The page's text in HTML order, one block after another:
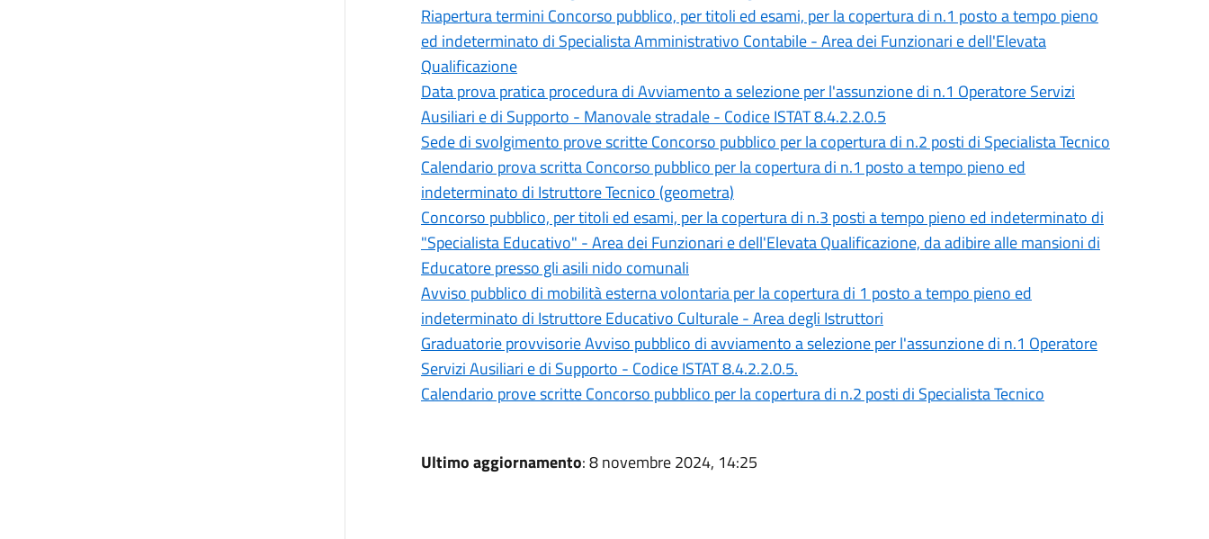
Riapertura termini Concorso pubblico, per titoli ed esami, per la copertura di n.1 posto a tempo pieno
ed indeterminato di Specialista Amministrativo Contabile - Area dei Funzionari e dell'Elevata
Qualificazione
Data prova pratica procedura di Avviamento a selezione per l'assunzione di n.1 Operatore Servizi
Ausiliari e di Supporto - Manovale stradale - Codice ISTAT 8.4.2.2.0.5
Sede di svolgimento prove scritte Concorso pubblico per la copertura di n.2 posti di Specialista Tecnico
Calendario prova scritta Concorso pubblico per la copertura di n.1 posto a tempo pieno ed
indeterminato di Istruttore Tecnico (geometra)
Concorso pubblico, per titoli ed esami, per la copertura di n.3 posti a tempo pieno ed indeterminato di
"Specialista Educativo" - Area dei Funzionari e dell'Elevata Qualificazione, da adibire alle mansioni di
Educatore presso gli asili nido comunali
Avviso pubblico di mobilità esterna volontaria per la copertura di 1 posto a tempo pieno ed
indeterminato di Istruttore Educativo Culturale - Area degli Istruttori
Graduatorie provvisorie Avviso pubblico di avviamento a selezione per l'assunzione di n.1 Operatore
Servizi Ausiliari e di Supporto - Codice ISTAT 8.4.2.2.0.5.
Calendario prove scritte Concorso pubblico per la copertura di n.2 posti di Specialista Tecnico
Ultimo aggiornamento: 8 novembre 2024, 14:25